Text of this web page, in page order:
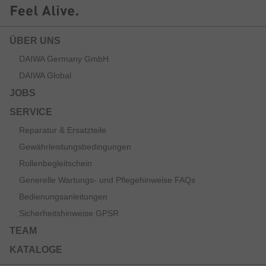
ÜBER UNS
DAIWA Germany GmbH
DAIWA Global
JOBS
SERVICE
Reparatur & Ersatzteile
Gewährleistungsbedingungen
Rollenbegleitschein
Generelle Wartungs- und Pflegehinweise FAQs
Bedienungsanleitungen
Sicherheitshinweise GPSR
TEAM
KATALOGE